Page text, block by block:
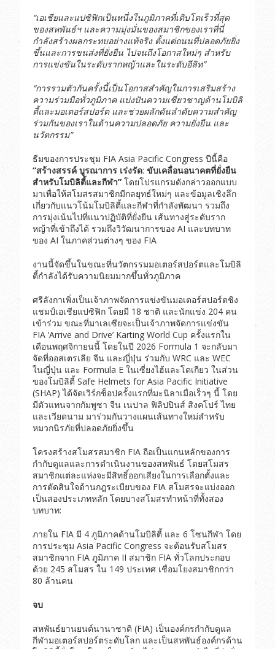
“เอเชียและแปซิฟิกเป็นหนึ่งในภูมิภาคที่เติบโตเร็วที่สุด
ของสหพันธ์ฯ และความมุ่งมั่นของสมาชิกของเราที่นี่
กำลังสร้างผลกระทบอย่างแท้จริง ตั้งแต่ถนนที่ปลอดภัยยิ่ง
ขึ้นและการขนส่งที่ยั่งยืน ไปจนถึงโอกาสใหม่ๆ สำหรับ
การแข่งขันในระดับรากหญ้าและในระดับอีลิท”
“การรวมตัวกันครั้งนี้เป็นโอกาสสำคัญในการเสริมสร้าง
ความร่วมมือทั่วภูมิภาค แบ่งปันความเชี่ยวชาญด้านโมบิลิ
ตี้และมอเตอร์สปอร์ต และช่วยผลักดันลำดับความสำคัญ
ร่วมกันของเราในด้านความปลอดภัย ความยั่งยืน และ
นวัตกรรม”
ธีมของการประชุม FIA Asia Pacific Congress ปีนี้คือ
“สร้างสรรค์ บูรณาการ เร่งรัด: ขับเคลื่อนอนาคตที่ยั่งยืน
สำหรับโมบิลิตี้และกีฬา”โดยโปรแกรมดังกล่าวออกแบบ
มาเพื่อให้สโมสรสมาชิกมีกลยุทธ์ใหม่ๆ และข้อมูลเชิงลึก
เกี่ยวกับแนวโน้มโมบิลิตี้และกีฬาที่กำลังพัฒนา รวมถึง
การมุ่งเน้นไปที่แนวปฏิบัติที่ยั่งยืน เส้นทางสู่ระดับราก
หญ้าที่เข้าถึงได้ รวมถึงวิวัฒนาการของ AI และบทบาท
ของ AI ในภาคส่วนต่างๆ ของ FIA
งานนี้จัดขึ้นในขณะที่นวัตกรรมมอเตอร์สปอร์ตและโมบิลิ
ตี้กำลังได้รับความนิยมมากขึ้นทั่วภูมิภาค
ศรีลังกาเพิ่งเป็นเจ้าภาพจัดการแข่งขันมอเตอร์สปอร์ตชิง
แชมป์เอเชียแปซิฟิก โดยมี 18 ชาติ และนักแข่ง 204 คน
เข้าร่วม ขณะที่มาเลเซียจะเป็นเจ้าภาพจัดการแข่งขัน
FIA ‘Arrive and Drive’ Karting World Cup ครั้งแรกใน
เดือนพฤศจิกายนนี้ โดยในปี 2026 Formula 1 จะกลับมา
จัดที่ออสเตรเลีย จีน และญี่ปุ่น ร่วมกับ WRC และ WEC
ในญี่ปุ่น และ Formula E ในเซี่ยงไฮ้และโตเกียว ในส่วน
ของโมบิลิตี้ Safe Helmets for Asia Pacific Initiative
(SHAP) ได้จัดเวิร์กช็อปครั้งแรกที่มะนิลาเมื่อเร็วๆ นี้ โดย
มีตัวแทนจากกัมพูชา จีน เนปาล ฟิลิปปินส์ สิงคโปร์ ไทย
และเวียดนาม มาร่วมกันวางแผนเส้นทางใหม่สำหรับ
หมวกนิรภัยที่ปลอดภัยยิ่งขึ้น
โครงสร้างสโมสรสมาชิก FIA ถือเป็นแกนหลักของการ
กำกับดูแลและการดำเนินงานของสหพันธ์ โดยสโมสร
สมาชิกแต่ละแห่งจะมีสิทธิ์ออกเสียงในการเลือกตั้งและ
การตัดสินใจด้านกฎระเบียบของ FIA สโมสรจะแบ่งออก
เป็นสองประเภทหลัก โดยบางสโมสรทำหน้าที่ทั้งสอง
บทบาท:
ภายใน FIA มี 4 ภูมิภาคด้านโมบิลิตี้ และ 6 โซนกีฬา โดย
การประชุม Asia Pacific Congress จะต้อนรับสโมสร
สมาชิกจาก FIA ภูมิภาค II สมาชิก FIA ทั่วโลกประกอบ
ด้วย 245 สโมสร ใน 149 ประเทศ เชื่อมโยงสมาชิกกว่า
80 ล้านคน
จบ
สหพันธ์ยานยนต์นานาชาติ (FIA) เป็นองค์กรกำกับดูแล
กีฬามอเตอร์สปอร์ตระดับโลก และเป็นสหพันธ์องค์กรด้าน